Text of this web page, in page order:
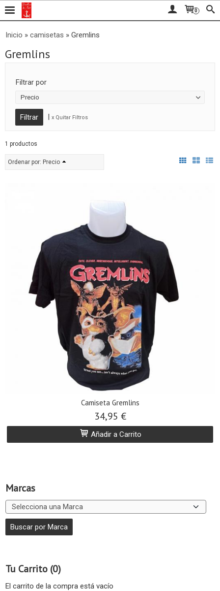
0
Marcas
Tu Carrito (0)
El carrito de la compra está vacío
Inicio » camisetas » Gremlins
Gremlins
Filtrar por
Precio
| x Quitar Filtros
1 productos
Ordenar por: Precio
Camiseta Gremlins
34,95 €
Añadir a Carrito